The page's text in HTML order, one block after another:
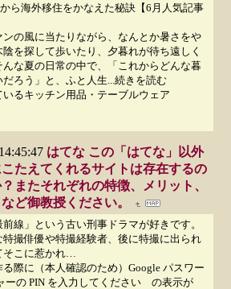
ら海外移住をかなえた秘訣【6月人気記事
ンの風に当たりながら、なんとか暑さをや
陰を探して歩いたり、夕暮れが待ち遠しく
んな夏の日常の中で、「これからどんな暮
だろう」と、ふと人生...続きを読む
いるキッチン用品・テーブルウェア
はてな この「はてな」以外
たえてくれるサイトは存在するの
またそれぞれの特徴、メリット、
ど御教授ください。
線」という古い刑事ドラマが好きです。
特撮俳優や特撮経験者、後に特撮に出られ
こに惹かれ…
際に（本人確認のため）Google パスワー
ーの PIN を入力してください の表示が